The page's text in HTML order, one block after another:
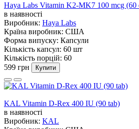
Haya Labs Vitamin K2-MK7 100 mcg (60
в наявності
Виробник: Haya Labs
Країна виробник: США
Форма випуску: Капсули
Кількість капсул: 60 шт
Кількість порцій: 60
599 грн
Купити
KAL Vitamin D-Rex 400 IU (90 tab)
в наявності
Виробник: KAL